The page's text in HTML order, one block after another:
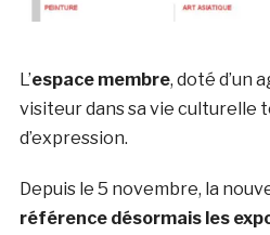
L’espace membre, doté d’un
visiteur dans sa vie culturelle
d’expression.
Depuis le 5 novembre, la
référence désormais les